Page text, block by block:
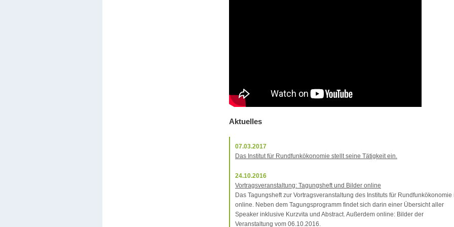
Aktuelles
07.03.2017
Das Institut für Rundfunkökonomie stellt seine Tätigkeit ein.
24.10.2016
Vortragsveranstaltung: Tagungsheft und Bilder online
Das Tagungsheft zur Vortragsveranstaltung des Instituts für Rundfunkökonomie
online. Neben dem Tagungsprogramm findet sich darin einer Übersicht aller
Speaker inklusive Kurzvita und Abstract. Außerdem online: Bilder der
Veranstaltung vom 06.10.2016.